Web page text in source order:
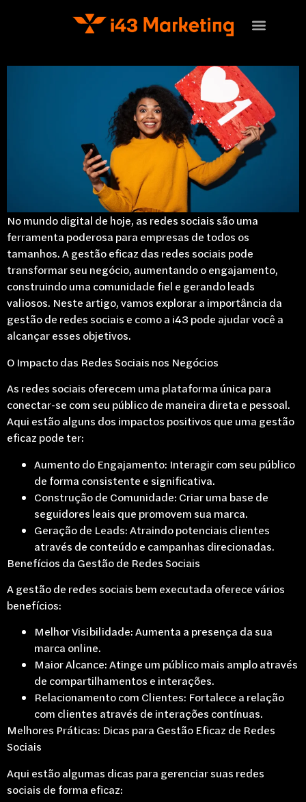
No mundo digital de hoje, as redes sociais são uma
ferramenta poderosa para empresas de todos os
tamanhos. A gestão eficaz das redes sociais pode
transformar seu negócio, aumentando o engajamento,
construindo uma comunidade fiel e gerando leads
valiosos. Neste artigo, vamos explorar a importância da
gestão de redes sociais e como a i43 pode ajudar você a
alcançar esses objetivos.
O Impacto das Redes Sociais nos Negócios
As redes sociais oferecem uma plataforma única para
conectar-se com seu público de maneira direta e pessoal.
Aqui estão alguns dos impactos positivos que uma gestão
eficaz pode ter:
Aumento do Engajamento: Interagir com seu público
de forma consistente e significativa.
Construção de Comunidade: Criar uma base de
seguidores leais que promovem sua marca.
Geração de Leads: Atraindo potenciais clientes
através de conteúdo e campanhas direcionadas.
Benefícios da Gestão de Redes Sociais
A gestão de redes sociais bem executada oferece vários
benefícios:
Melhor Visibilidade: Aumenta a presença da sua
marca online.
Maior Alcance: Atinge um público mais amplo através
de compartilhamentos e interações.
Relacionamento com Clientes: Fortalece a relação
com clientes através de interações contínuas.
Melhores Práticas: Dicas para Gestão Eficaz de Redes
Sociais
Aqui estão algumas dicas para gerenciar suas redes
sociais de forma eficaz: